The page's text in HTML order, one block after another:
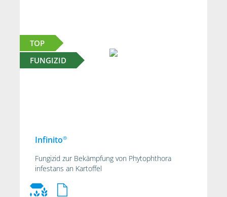
TOP
FUNGIZID
Infinito®
Fungizid zur Bekämpfung von Phytophthora
infestans an Kartoffel